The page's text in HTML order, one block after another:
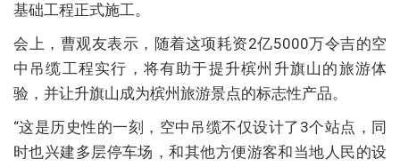
基础工程正式施工。
会上，曹观友表示，随着这项耗资2亿5000万令吉的空
中吊缆工程实行，将有助于提升槟州升旗山的旅游体
验，并让升旗山成为槟州旅游景点的标志性产品。
“这是历史性的一刻，空中吊缆不仅设计了3个站点，同
时也兴建多层停车场，和其他方便游客和当地人民的设